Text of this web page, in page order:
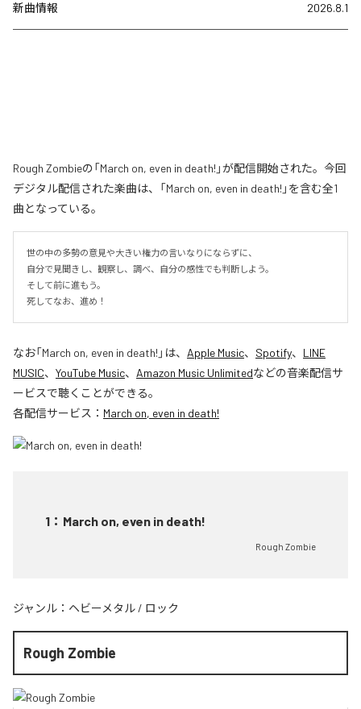
新曲情報 2026.8.1
Rough Zombieの「March on, even in death!」が配信開始された。今回
デジタル配信された楽曲は、「March on, even in death!」を含む全1
曲となっている。
世の中の多勢の意見や大きい権力の言いなりにならずに、
自分で見聞きし、観察し、調べ、自分の感性でも判断しよう。
そして前に進もう。
死してなお、進め！
なお「March on, even in death! 」は、 Apple Music、 Spotify、 LINE
MUSIC、 YouTube Music、 Amazon Music Unlimitedなどの音楽配信サ
ービスで聴くことができる。
各配信サービス： March on, even in death!
1 ： March on, even in death!
Rough Zombie
ジャンル： ヘビーメタル / ロック
Rough Zombie